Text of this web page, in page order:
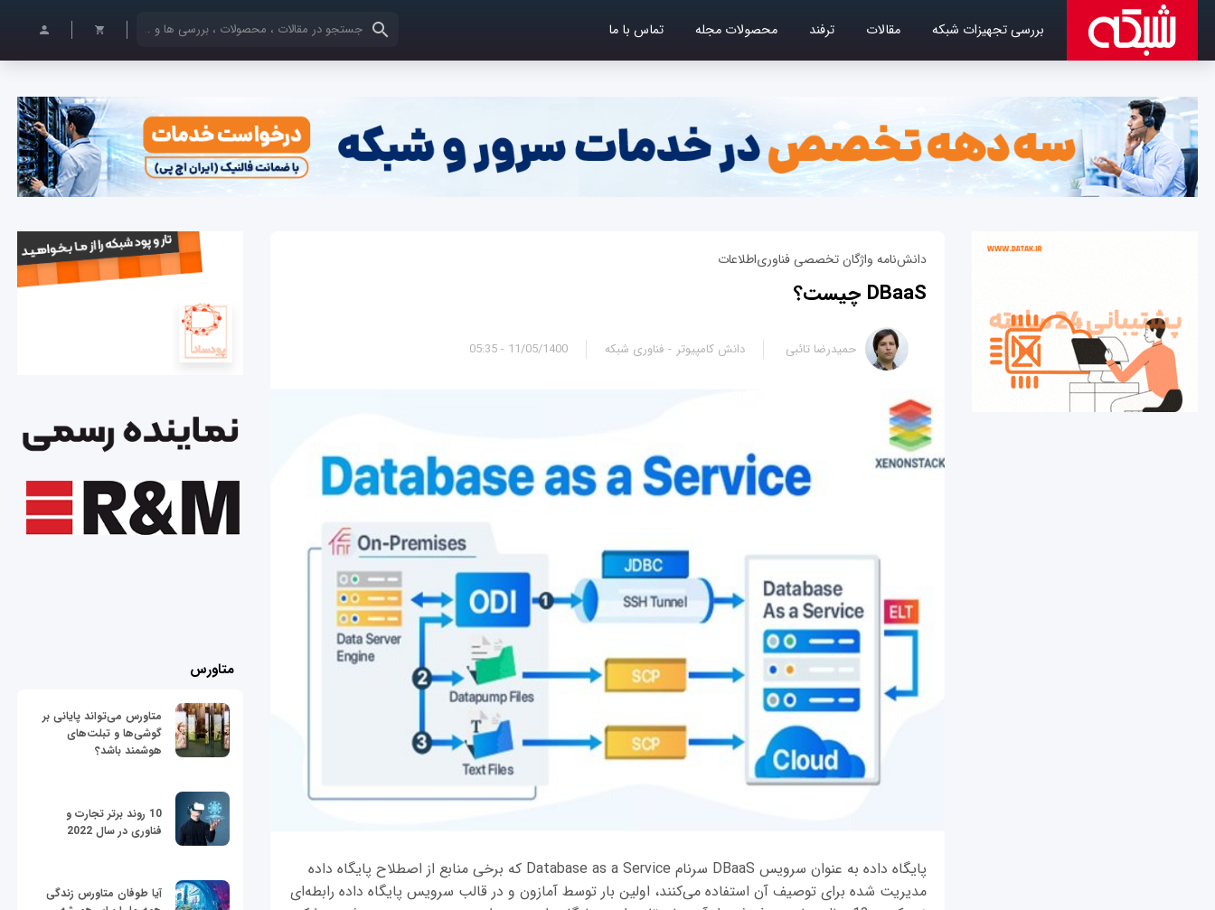
بررسی تجهیزات شبکه مقالات ترفند محصولات مجله تماس با ما کلمات کلیدی خود را وارد کنید
دانش‌نامه واژگان تخصصی فناوری‌اطلاعات
DBaaS چیست؟
11/05/1400 - 05:35 حمیدرضا تائبی دانش کامپیوتر فناوری شبکه
پایگاه داده به عنوان سرویس DBaaS سرنام Database as a Service که برخی منابع از اصطلاح پایگاه داده
مدیریت شده برای توصیف آن استفاده می‌کنند، اولین بار توسط آمازون و در قالب سرویس پایگاه داده رابطه‌ای
متاورس
متاورس می‌تواند پایانی بر
گوشی‌ها و تبلت‌های
هوشمند باشد؟
10 روند برتر تجارت و
فناوری در سال 2022
آیا طوفان متاورس زندگی